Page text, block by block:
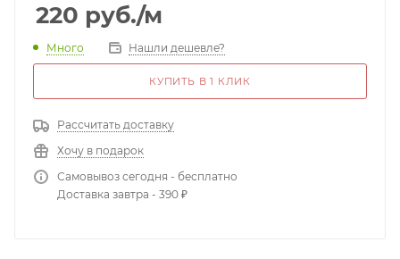
220 руб./м
Много Нашли дешевле?
КУПИТЬ В 1 КЛИК
Рассчитать доставку
Хочу в подарок
Самовывоз сегодня - бесплатно
Доставка завтра - 390 ₽